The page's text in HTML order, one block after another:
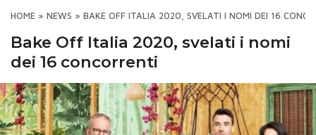
HOME » NEWS » BAKE OFF ITALIA 2020, SVELATI I NOMI DEI 16
Bake Off Italia 2020, svelati i nomi
dei 16 concorrenti